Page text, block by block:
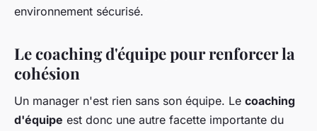
environnement sécurisé.
Le coaching d'équipe pour renforcer la
cohésion
Un manager n'est rien sans son équipe. Le coaching
d'équipe est donc une autre facette importante du